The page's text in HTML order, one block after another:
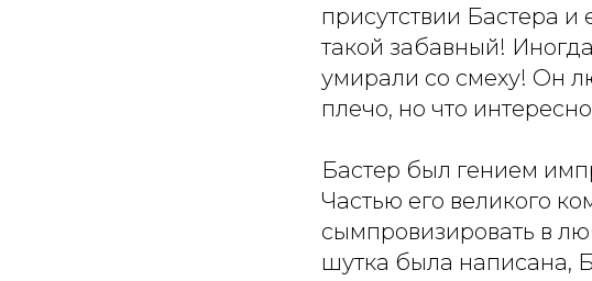
присутствии Бастера
такой забавный!
умирали со смеху! Он
плечо, но что
Бастер был гением
Частью его великого
сымпровизировать в
шутка была написана,